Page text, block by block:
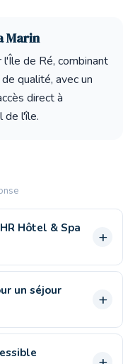
Marin
de Ré, combinant
qualité, avec un
direct à
de l'île.
Hôtel & Spa
un séjour